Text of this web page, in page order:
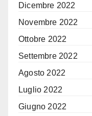
Dicembre 2022
Novembre 2022
Ottobre 2022
Settembre 2022
Agosto 2022
Luglio 2022
Giugno 2022